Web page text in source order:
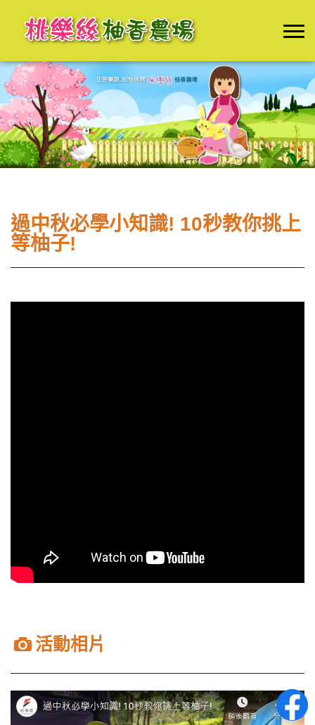
過中秋必學小知識! 10秒教你挑上
等柚子!
活動相片